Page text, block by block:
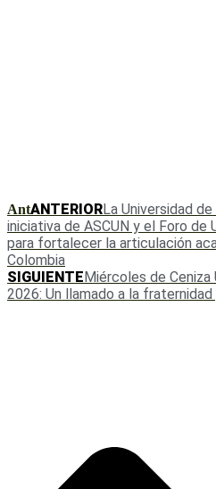
AntANTERIORLa Universidad
iniciativa de ASCUN y el Foro de
para fortalecer la articulación
Colombia
SIGUIENTEMiércoles de Ceniza
2026: Un llamado a la